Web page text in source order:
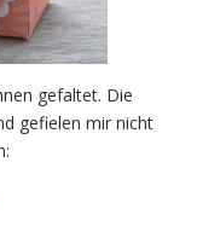
gefaltet. Die
gefielen mir nicht